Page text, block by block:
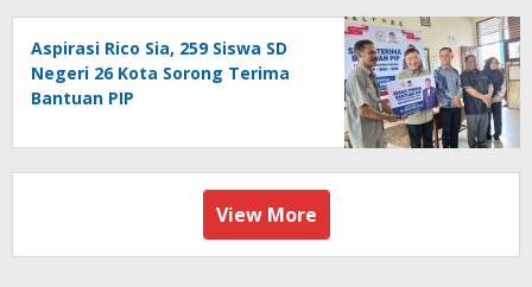
Aspirasi Rico Sia, 259 Siswa SD
Negeri 26 Kota Sorong Terima
Bantuan PIP
View More